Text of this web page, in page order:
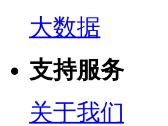
大数据
支持服务
关于我们